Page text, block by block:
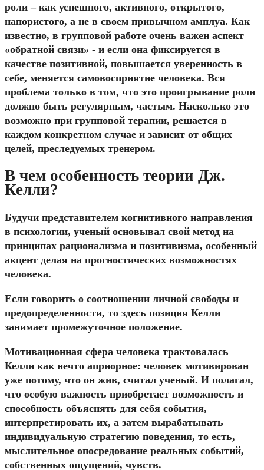
роли – как успешного, активного, открытого,
напористого, а не в своем привычном амплуа. Как
известно, в групповой работе очень важен аспект
«обратной связи» - и если она фиксируется в
качестве позитивной, повышается уверенность в
себе, меняется самовосприятие человека. Вся
проблема только в том, что это проигрывание роли
должно быть регулярным, частым. Насколько это
возможно при групповой терапии, решается в
каждом конкретном случае и зависит от общих
целей, преследуемых тренером.
В чем особенность теории Дж.
Келли?
Будучи представителем когнитивного направления
в психологии, ученый основывал свой метод на
принципах рационализма и позитивизма, особенный
акцент делая на прогностических возможностях
человека.
Если говорить о соотношении личной свободы и
предопределенности, то здесь позиция Келли
занимает промежуточное положение.
Мотивационная сфера человека трактовалась
Келли как нечто априорное: человек мотивирован
уже потому, что он жив, считал ученый. И полагал,
что особую важность приобретает возможность и
способность объяснять для себя события,
интерпретировать их, а затем вырабатывать
индивидуальную стратегию поведения, то есть,
мыслительное опосредование реальных событий,
собственных ощущений, чувств.